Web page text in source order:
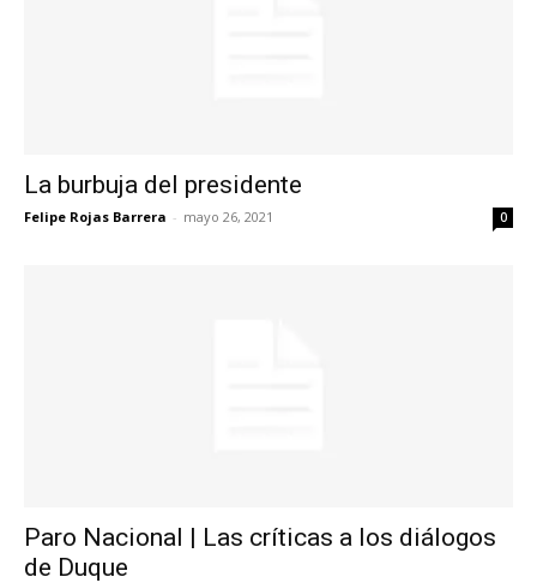
La burbuja del presidente
Felipe Rojas Barrera - mayo 26, 2021 0
Paro Nacional | Las críticas a los diálogos
de Duque